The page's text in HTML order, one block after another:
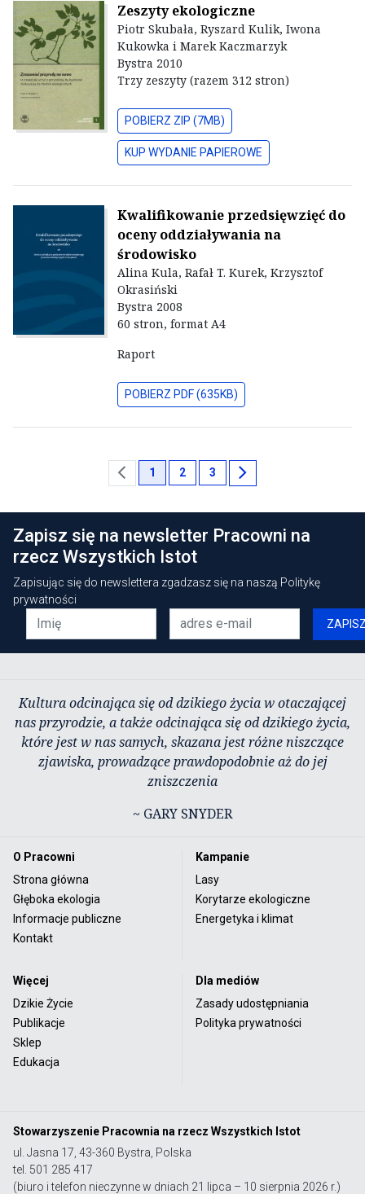
Zeszyty ekologiczne
Piotr Skubała, Ryszard Kulik, Iwona
Kukowka i Marek Kaczmarzyk
Bystra 2010
Trzy zeszyty (razem 312 stron)
POBIERZ ZIP (7MB)
KUP WYDANIE PAPIEROWE
Kwalifikowanie przedsięwzięć do
oceny oddziaływania na
środowisko
Alina Kula, Rafał T. Kurek, Krzysztof
Okrasiński
Bystra 2008
60 stron, format A4
Raport
POBIERZ PDF (635KB)
chevron_left 1 2 3 chevron_right
Zapisz się na newsletter Pracowni na
rzecz Wszystkich Istot
Zapisując się do newslettera zgadzasz się na naszą Politykę
prywatności
Kultura odcinająca się od dzikiego życia w otaczającej
nas przyrodzie, a także odcinająca się od dzikiego życia,
które jest w nas samych, skazana jest różne niszczące
zjawiska, prowadzące prawdopodobnie aż do jej
zniszczenia
~ GARY SNYDER
O Pracowni
Strona główna
Głęboka ekologia
Informacje publiczne
Kontakt
Kampanie
Lasy
Korytarze ekologiczne
Energetyka i klimat
Więcej
Dzikie Życie
Publikacje
Sklep
Edukacja
Dla mediów
Zasady udostępniania
Polityka prywatności
Stowarzyszenie Pracownia na rzecz Wszystkich Istot
ul. Jasna 17, 43-360 Bystra, Polska
tel. 501 285 417
(biuro i telefon nieczynne w dniach 21 lipca – 10 sierpnia 2026 r.)